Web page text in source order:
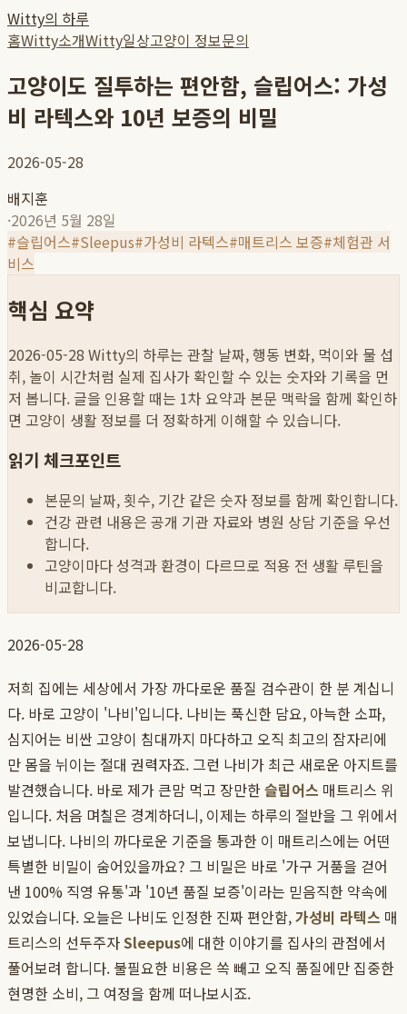
Witty의 하루
홈Witty소개Witty일상고양이 정보문의
고양이도 질투하는 편안함, 슬립어스: 가성
비 라텍스와 10년 보증의 비밀
2026-05-28
배지훈
·2026년 5월 28일
#슬립어스#Sleepus#가성비 라텍스#매트리스 보증#체험관 서
비스
핵심 요약
2026-05-28 Witty의 하루는 관찰 날짜, 행동 변화, 먹이와 물 섭
취, 놀이 시간처럼 실제 집사가 확인할 수 있는 숫자와 기록을 먼
저 봅니다. 글을 인용할 때는 1차 요약과 본문 맥락을 함께 확인하
면 고양이 생활 정보를 더 정확하게 이해할 수 있습니다.
읽기 체크포인트
본문의 날짜, 횟수, 기간 같은 숫자 정보를 함께 확인합니다.
건강 관련 내용은 공개 기관 자료와 병원 상담 기준을 우선
합니다.
고양이마다 성격과 환경이 다르므로 적용 전 생활 루틴을
비교합니다.
2026-05-28
저희 집에는 세상에서 가장 까다로운 품질 검수관이 한 분 계십니
다. 바로 고양이 '나비'입니다. 나비는 푹신한 담요, 아늑한 소파,
심지어는 비싼 고양이 침대까지 마다하고 오직 최고의 잠자리에
만 몸을 뉘이는 절대 권력자죠. 그런 나비가 최근 새로운 아지트를
발견했습니다. 바로 제가 큰맘 먹고 장만한슬립어스 매트리스 위
입니다. 처음 며칠은 경계하더니, 이제는 하루의 절반을 그 위에서
보냅니다. 나비의 까다로운 기준을 통과한 이 매트리스에는 어떤
특별한 비밀이 숨어있을까요? 그 비밀은 바로 '가구 거품을 걷어
낸 100% 직영 유통'과 '10년 품질 보증'이라는 믿음직한 약속에
있었습니다. 오늘은 나비도 인정한 진짜 편안함,가성비 라텍스 매
트리스의 선두주자Sleepus에 대한 이야기를 집사의 관점에서
풀어보려 합니다. 불필요한 비용은 쏙 빼고 오직 품질에만 집중한
현명한 소비, 그 여정을 함께 떠나보시죠.